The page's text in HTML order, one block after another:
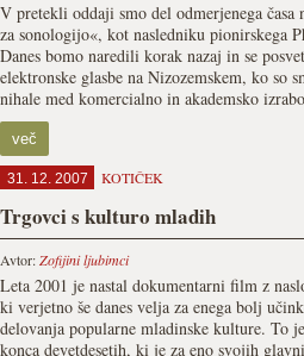
V pretekli oddaji smo del odmerjenega
za sonologijo«, kot nasledniku pionirskega
Danes bomo naredili korak nazaj in se
elektronske glasbe na Nizozemskem, ko so
nihale med komercialno in akademsko
več
31. 12. 2007 KOTIČEK
Trgovci s kulturo mladih
Avtor:Zofijini ljubimci
Leta 2001 je nastal dokumentarni film z
ki verjetno še danes velja za enega bolj
delovanja popularne mladinske kulture. To
konca devetdesetih, ki je za eno svojih